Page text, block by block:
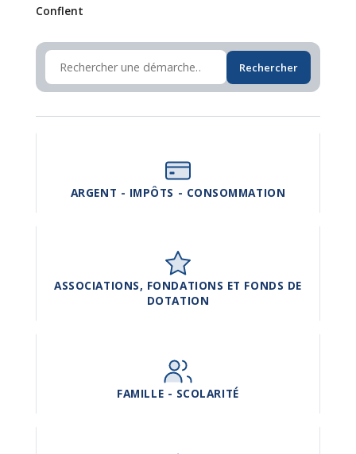
Conflent
Rechercher
ARGENT - IMPÔTS - CONSOMMATION
ASSOCIATIONS, FONDATIONS ET FONDS DE
DOTATION
FAMILLE - SCOLARITÉ